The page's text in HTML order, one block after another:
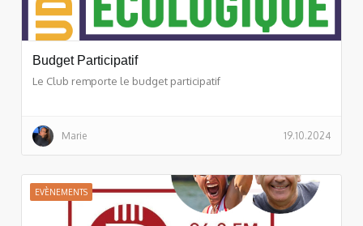
Budget Participatif
Le Club remporte le budget participatif
Marie 19.10.2024
EVÈNEMENTS